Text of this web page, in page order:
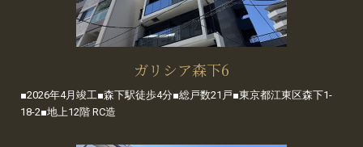
ガリシア森下6
■2026年4月竣工■森下駅徒歩4分■総戸数21戸■東京都江東区森下1-
18-2■地上12階 RC造